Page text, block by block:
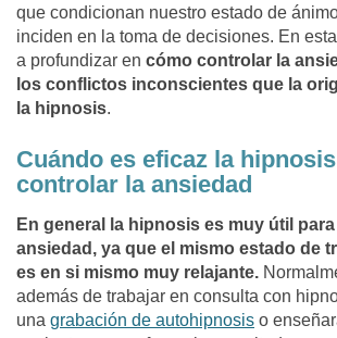
que condicionan nuestro estado de
inciden en la toma de decisiones. En
a profundizar en cómo controlar la
los conflictos inconscientes que la
la hipnosis.
Cuándo es eficaz la
controlar la ansiedad
En general la hipnosis es muy útil
ansiedad, ya que el mismo estado de
es en si mismo muy relajante.
además de trabajar en consulta con
una grabación de autohipnosis o